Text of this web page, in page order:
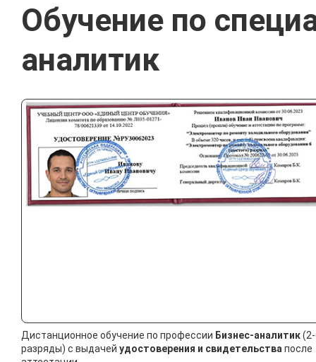
Обучение по
аналитик
Дистанционное обучение по профессии Бизнес-аналитик
разряды) с выдачей удостоверения и свидетельствапосле